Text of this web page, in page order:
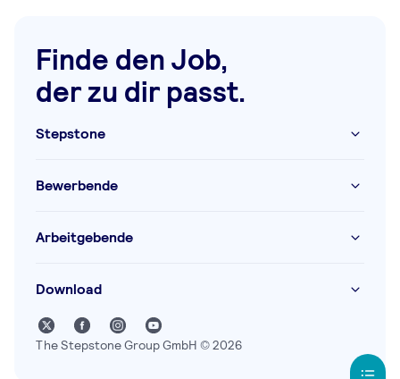
Finde den Job,
der zu dir passt.
Stepstone
Bewerbende
Arbeitgebende
Download
The Stepstone Group GmbH © 2026